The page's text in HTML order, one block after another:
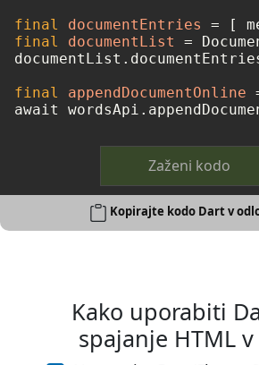
final
documentEntries =
final
documentList =
final
appendDocumentOnline
Zaženi kodo
Kopirajte kodo Dart v
Kako uporabiti
spajanje HTML v